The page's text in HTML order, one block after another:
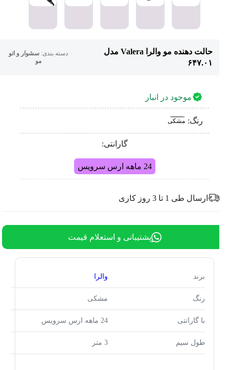
حالت دهنده مو والرا Valera مدل
۶۴۷.۰۱
دسته بندی:سشوار و اتو
موجود در انبار
رنگ: مشکی
گارانتی:
ارسال طی 1 تا 3 روز کاری
پشتیبانی و استعلام قیمت
برند والرا
رنگ مشکی
با گارانتی
طول سیم